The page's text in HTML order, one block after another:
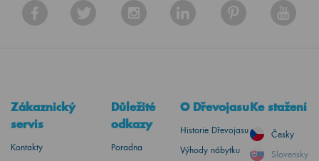
Zákaznický
servis
Kontakty
Důležité
odkazy
Poradna
O Dřevojasu
Historie Dřevojasu
Výhody nábytku
Ke stažení
Česky
Slovensky